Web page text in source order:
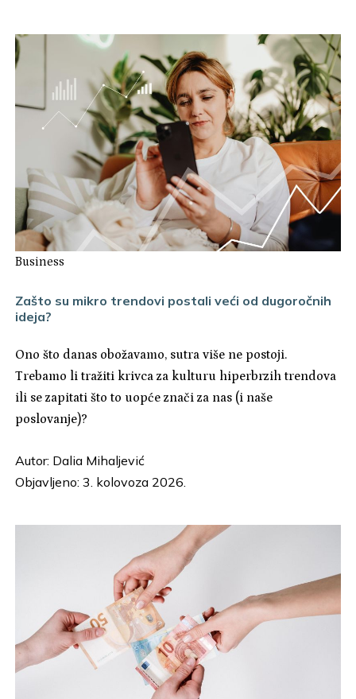
Business
Zašto su mikro trendovi postali veći od dugoročnih
ideja?
Ono što danas obožavamo, sutra više ne postoji.
Trebamo li tražiti krivca za kulturu hiperbrzih trendova
ili se zapitati što to uopće znači za nas (i naše
poslovanje)?
Autor: Dalia Mihaljević
Objavljeno: 3. kolovoza 2026.